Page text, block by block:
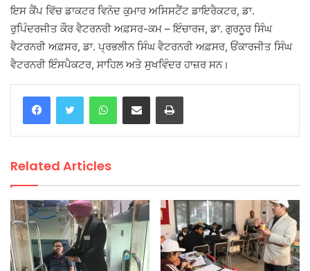
ਇਸ ਕੈਂਪ ਵਿੱਚ ਡਾਕਟਰ ਵਿਨੋਦ ਕੁਮਾਰ ਅਸਿਸਟੈਂਟ ਡਾਇਰੈਕਟਰ, ਡਾ.
ਰੁਪਿੰਦਰਜੀਤ ਕੌਰ ਵੈਟਰਨਰੀ ਅਫ਼ਸਰ-ਕਮ – ਇੰਚਾਰਜ, ਡਾ. ਗੁਰਨੂਰ ਸਿੰਘ
ਵੈਟਰਨਰੀ ਅਫ਼ਸਰ, ਡਾ. ਪ੍ਰਭਲੀਨ ਸਿੰਘ ਵੈਟਰਨਰੀ ਅਫ਼ਸਰ, ਓਂਕਾਰਜੀਤ ਸਿੰਘ
ਵੈਟਰਨਰੀ ਇੰਸਪੈਕਟਰ, ਸਾਹਿਲ ਅਤੇ ਸੁਖਵਿੰਦਰ ਹਾਜ਼ਰ ਸਨ।
WhatsAppShare via Email Print
Related Articles